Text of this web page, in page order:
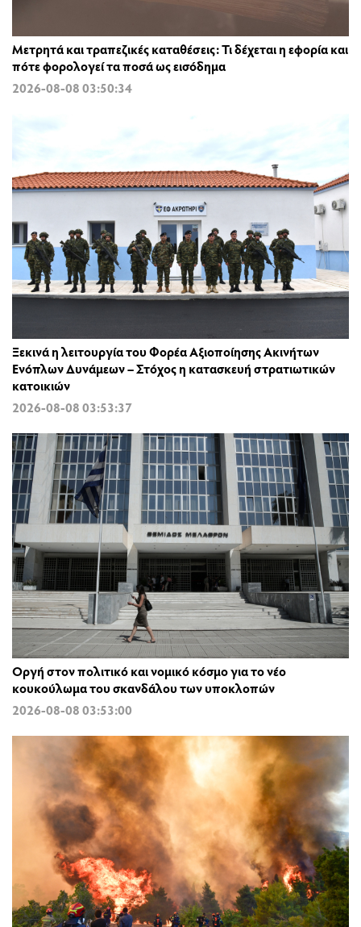
Μετρητά και τραπεζικές καταθέσεις: Τι δέχεται η εφορία και
πότε φορολογεί τα ποσά ως εισόδημα
2026-08-08 03:50:34
Ξεκινά η λειτουργία του Φορέα Αξιοποίησης Ακινήτων
Ενόπλων Δυνάμεων – Στόχος η κατασκευή στρατιωτικών
κατοικιών
2026-08-08 03:53:37
Οργή στον πολιτικό και νομικό κόσμο για το νέο
κουκούλωμα του σκανδάλου των υποκλοπών
2026-08-08 03:53:00